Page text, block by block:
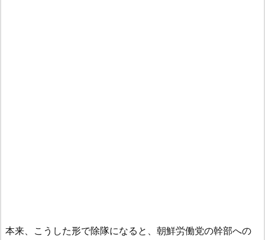
本来、こうした形で除隊になると、朝鮮労働党の幹部への